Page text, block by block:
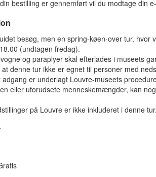
bestilling er gennemført vil du modtage din
besøg, men en spring-køen-over tur,
(undtagen fredag).
og paraplyer skal efterlades i museets
denne tur ikke er egnet til personer med
er underlagt Louvre-museets
eller uforudsete menneskemængder, kan
på Louvre er ikke inkluderet i denne